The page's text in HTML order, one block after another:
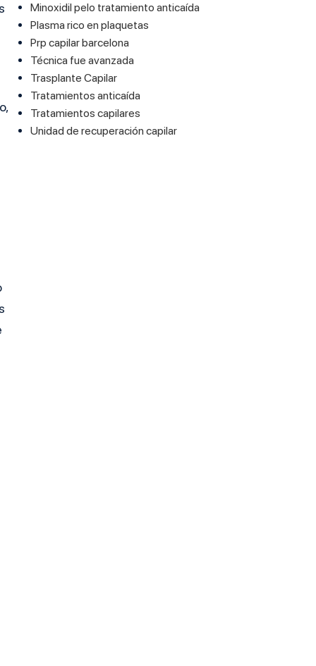
Minoxidil pelo tratamiento anticaída
Plasma rico en plaquetas
Prp capilar barcelona
Técnica fue avanzada
Trasplante Capilar
Tratamientos anticaída
Tratamientos capilares
Unidad de recuperación capilar